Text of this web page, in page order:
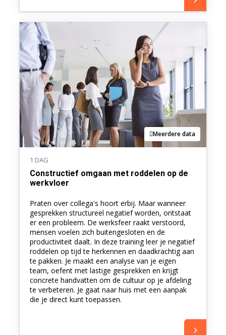
Meerdere data
1 DAG
Constructief omgaan met roddelen op de
werkvloer
Praten over collega's hoort erbij. Maar wanneer
gesprekken structureel negatief worden, ontstaat
er een probleem. De werksfeer raakt verstoord,
mensen voelen zich buitengesloten en de
productiviteit daalt. In deze training leer je negatief
roddelen op tijd te herkennen en daadkrachtig aan
te pakken. Je maakt een analyse van je eigen
team, oefent met lastige gesprekken en krijgt
concrete handvatten om de cultuur op je afdeling
te verbeteren. Je gaat naar huis met een aanpak
die je direct kunt toepassen.